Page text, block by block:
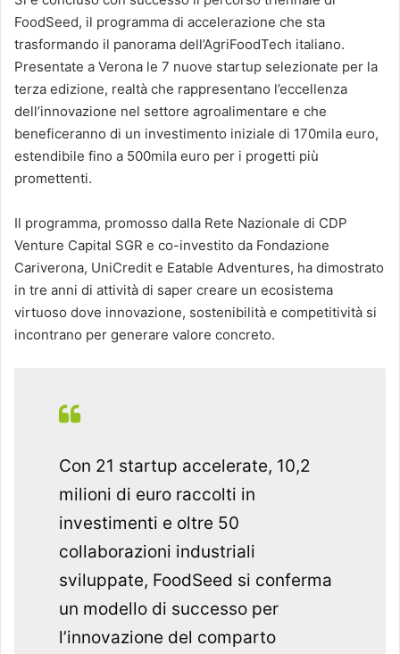
FoodSeed, il programma di accelerazione che sta
trasformando il panorama dell’AgriFoodTech italiano.
Presentate a Verona le 7 nuove startup selezionate per la
terza edizione, realtà che rappresentano l’eccellenza
dell’innovazione nel settore agroalimentare e che
beneficeranno di un investimento iniziale di 170mila euro,
estendibile fino a 500mila euro per i progetti più
promettenti.
Il programma, promosso dalla Rete Nazionale di CDP
Venture Capital SGR e co-investito da Fondazione
Cariverona, UniCredit e Eatable Adventures, ha dimostrato
in tre anni di attività di saper creare un ecosistema
virtuoso dove innovazione, sostenibilità e competitività si
incontrano per generare valore concreto.
Con 21 startup accelerate, 10,2
milioni di euro raccolti in
investimenti e oltre 50
collaborazioni industriali
sviluppate, FoodSeed si conferma
un modello di successo per
l’innovazione del comparto